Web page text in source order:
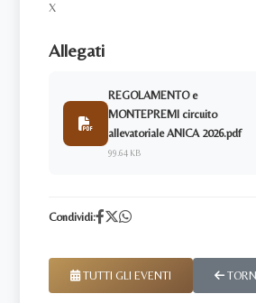
X
Allegati
REGOLAMENTO e
MONTEPREMI circuito
allevatoriale ANICA 2026.pdf
99.64 KB
Condividi:
TUTTI GLI EVENTI